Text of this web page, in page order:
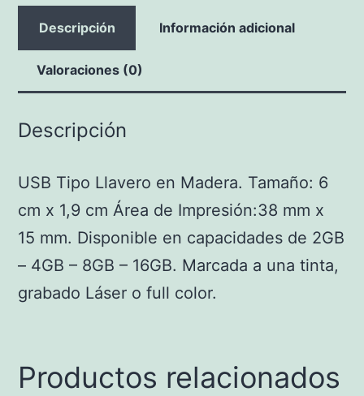
Descripción Información adicional
Valoraciones (0)
Descripción
USB Tipo Llavero en Madera. Tamaño: 6
cm x 1,9 cm Área de Impresión:38 mm x
15 mm. Disponible en capacidades de 2GB
– 4GB – 8GB – 16GB. Marcada a una tinta,
grabado Láser o full color.
Productos relacionados